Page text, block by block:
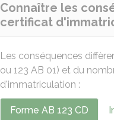
Connaître les
certificat
Les conséquences
ou 123 AB 01) et du
d'immatriculation :
Forme AB 123 CD